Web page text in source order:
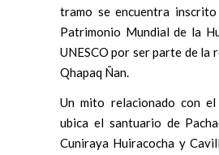
tramo se encuentra
Patrimonio Mundial de la
UNESCO por ser parte de la
Qhapaq Ñan.
Un mito relacionado con
ubica el santuario de
Cuniraya Huiracocha y